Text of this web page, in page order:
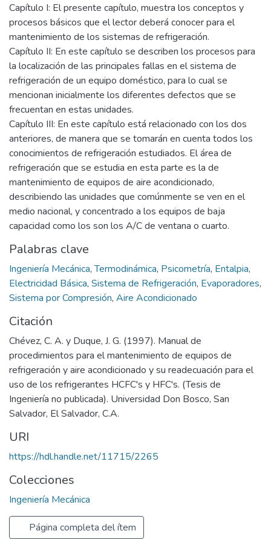
Capítulo I: El presente capítulo, muestra los conceptos y
procesos básicos que el lector deberá conocer para el
mantenimiento de los sistemas de refrigeración.
Capítulo II: En este capítulo se describen los procesos para
la localización de las principales fallas en el sistema de
refrigeración de un equipo doméstico, para lo cual se
mencionan inicialmente los diferentes defectos que se
frecuentan en estas unidades.
Capítulo III: En este capítulo está relacionado con los dos
anteriores, de manera que se tomarán en cuenta todos los
conocimientos de refrigeración estudiados. El área de
refrigeración que se estudia en esta parte es la de
mantenimiento de equipos de aire acondicionado,
describiendo las unidades que comúnmente se ven en el
medio nacional, y concentrado a los equipos de baja
capacidad como los son los A/C de ventana o cuarto.
Palabras clave
Ingeniería Mecánica,Termodinámica, Psicometría, Entalpia,
Electricidad Básica, Sistema de Refrigeración, Evaporadores,
Sistema por Compresión, Aire Acondicionado
Citación
Chévez, C. A. y Duque, J. G. (1997). Manual de
procedimientos para el mantenimiento de equipos de
refrigeración y aire acondicionado y su readecuación para el
uso de los refrigerantes HCFC's y HFC's. (Tesis de
Ingeniería no publicada). Universidad Don Bosco, San
Salvador, El Salvador, C.A.
URI
https://hdl.handle.net/11715/2265
Colecciones
Ingeniería Mecánica
Página completa del ítem